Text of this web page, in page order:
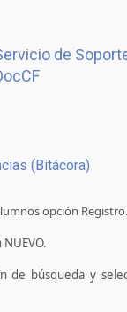
de
(Bitácora)
opción Registro.
de búsqueda y